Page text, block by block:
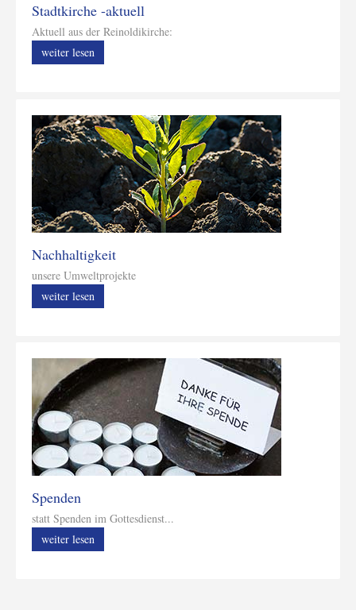
Stadtkirche -aktuell
Aktuell aus der Reinoldikirche:
weiter lesen
Nachhaltigkeit
unsere Umweltprojekte
weiter lesen
Spenden
statt Spenden im Gottesdienst...
weiter lesen